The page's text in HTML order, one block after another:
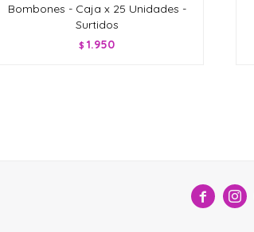
Bombones - Caja x 25 Unidades -
Surtidos
$ 1.950
 